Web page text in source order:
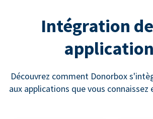
Intégration
Découvrez comment Donorbox
aux applications que vous connaissez